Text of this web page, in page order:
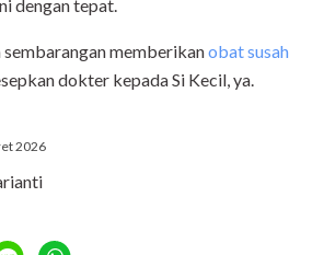
dengan tepat.
sembarangan memberikanobat susah
dokter kepada Si Kecil, ya.
2026